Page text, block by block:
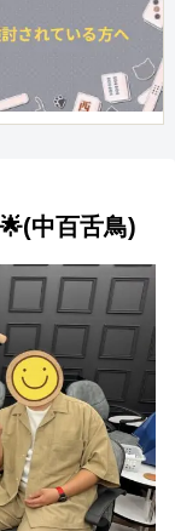
中百舌鳥)